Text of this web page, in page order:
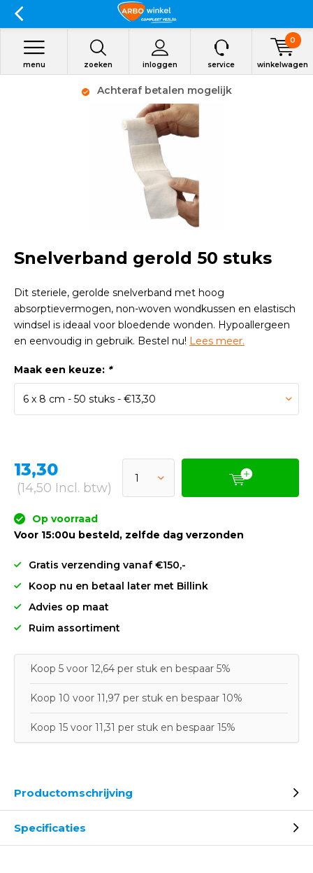
zoeken inloggen
menu service winkelwagen
0
Achteraf betalen mogelijk
Snelverband gerold 50 stuks
Dit steriele, gerolde snelverband met hoog
absorptievermogen, non-woven wondkussen en elastisch
windsel is ideaal voor bloedende wonden. Hypoallergeen
en eenvoudig in gebruik. Bestel nu! Lees meer.
Maak een keuze: *
13,30
(14,50 Incl. btw)
Op voorraad
Voor 15:00u besteld, zelfde dag verzonden
Gratis verzending vanaf €150,-
Koop nu en betaal later met Billink
Advies op maat
Ruim assortiment
Koop 5 voor 12,64 per stuk en bespaar 5%
Koop 10 voor 11,97 per stuk en bespaar 10%
Koop 15 voor 11,31 per stuk en bespaar 15%
Productomschrijving
Specificaties